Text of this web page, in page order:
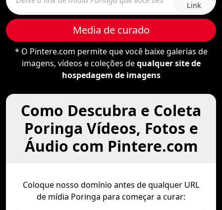
Link
Media de curado
* O Pintere.com permite que você baixe galerias de
imagens, vídeos e coleções dequalquer site de
hospedagem de imagens
Como Descubra e Coleta
Poringa Vídeos, Fotos e
Áudio com Pintere.com
Coloque nosso domínio antes de qualquer URL
de mídia Poringa para começar a curar: